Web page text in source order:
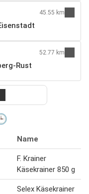
45.55 km
Rust
52.77 km
Name
F. Krainer
Käsekrainer 850 g
Selex Käsekrainer